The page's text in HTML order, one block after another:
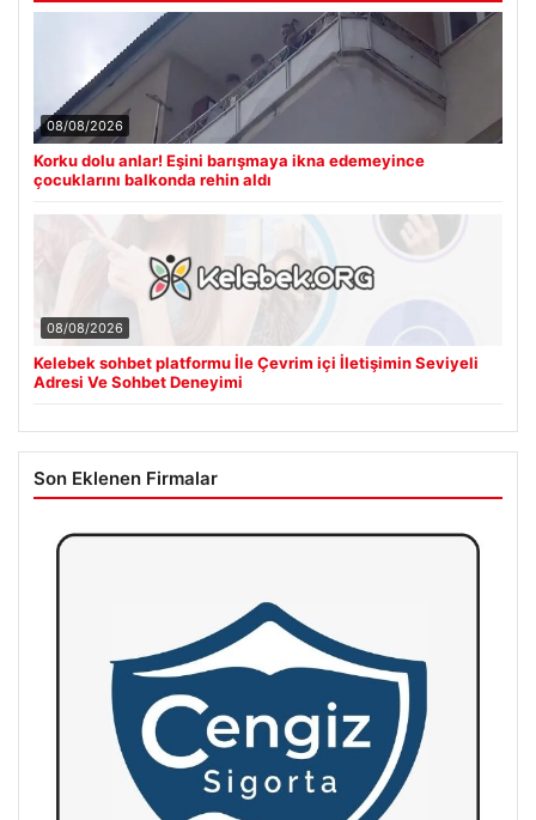
08/08/2026
Korku dolu anlar! Eşini barışmaya ikna edemeyince
çocuklarını balkonda rehin aldı
08/08/2026
Kelebek sohbet platformu İle Çevrim içi İletişimin Seviyeli
Adresi Ve Sohbet Deneyimi
Son Eklenen Firmalar